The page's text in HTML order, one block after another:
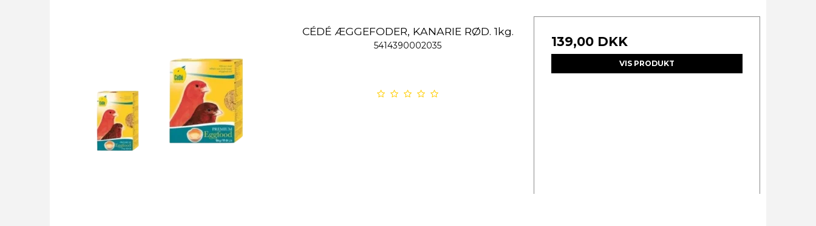
CÉDÉ ÆGGEFODER, KANARIE RØD. 1kg.
5414390002035 139,00 DKK
VIS PRODUKT